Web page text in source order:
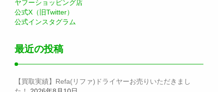
ヤフーショッピング店
公式X（旧Twitter）
公式インスタグラム
最近の投稿
【買取実績】Refa(リファ)ドライヤーお売りいただきまし